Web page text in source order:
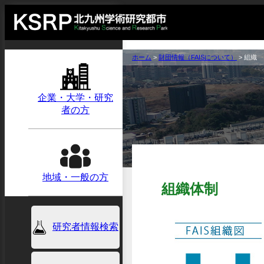
企業・大学・研究
者の方
地域・一般の方
研究者情報検索
ホーム > 財団情報（FAISについて） > 組織
組織体制